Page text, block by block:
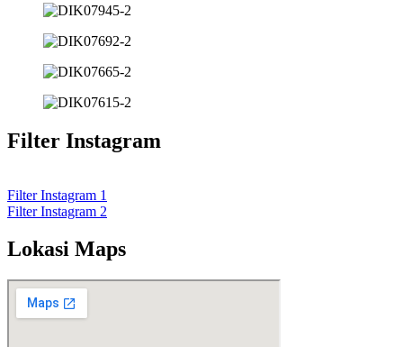
Filter Instagram
Filter Instagram 1
Filter Instagram 2
Lokasi Maps